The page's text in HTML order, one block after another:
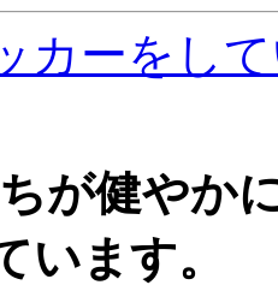
カーをし
が健やか
います。